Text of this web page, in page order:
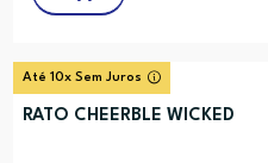
Até 10x Sem Juros
RATO CHEERBLE WICKED